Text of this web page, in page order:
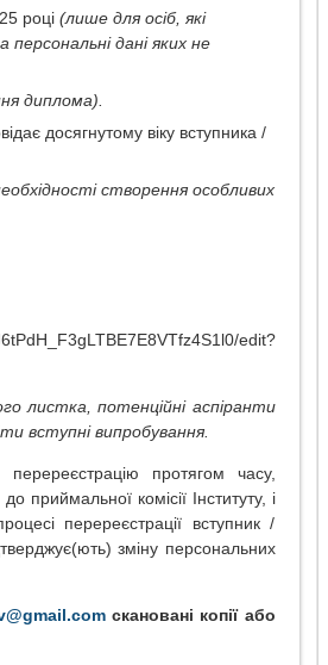
році (лише для осіб, які
дані яких не
диплома).
досягнутому віку вступника /
створення особливих
edit?
листка, потенційні аспіранти
вступні випробування.
протягом часу,
приймальної комісії Інституту, і
перереєстрації вступник /
зміну персональних
скановані копії або